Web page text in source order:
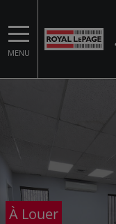
MENU
À Louer